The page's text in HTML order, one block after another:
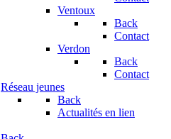
Ventoux
Back
Contact
Verdon
Back
Contact
Réseau jeunes
Back
Actualités en lien